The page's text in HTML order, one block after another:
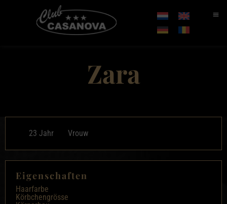
Zara
23 Jahr Vrouw
Eigenschaften
Haarfarbe
Körbchengrösse